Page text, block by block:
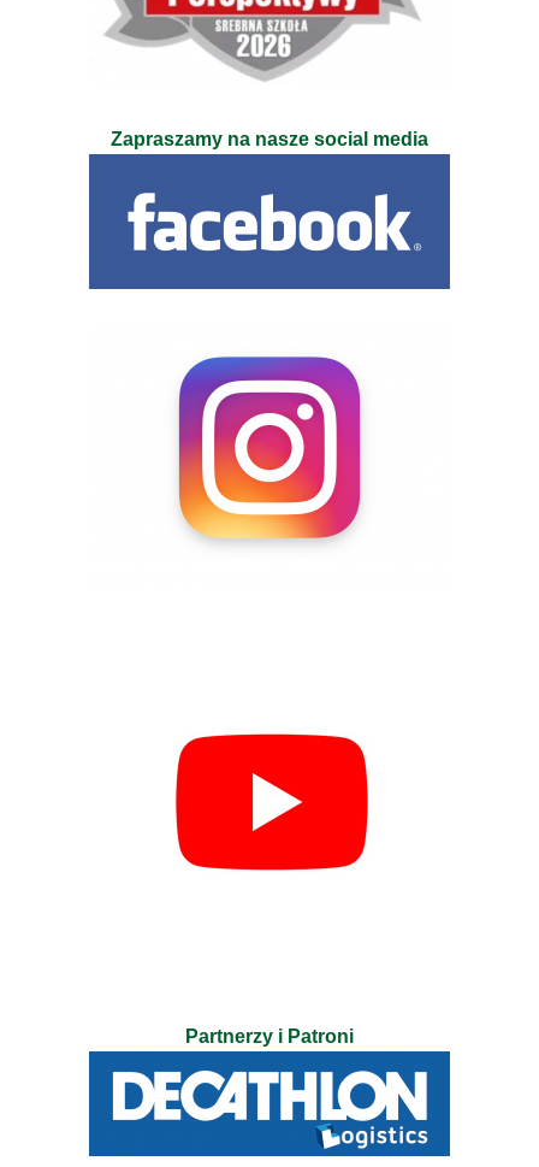
Zapraszamy na nasze social media
Partnerzy i Patroni